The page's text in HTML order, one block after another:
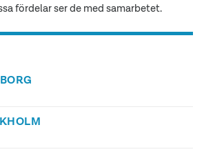
fördelar ser de med samarbetet.